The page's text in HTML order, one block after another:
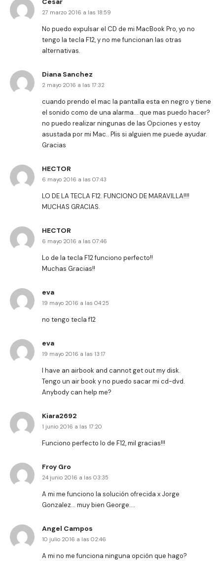
27 marzo 2016 a las 18:59
No puedo expulsar el CD de mi MacBook Pro, yo no
tengo la tecla F12, y no me funcionan las otras
alternativas.
Diana Sanchez
2 mayo 2016 a las 17:32
cuando prendo el mac la pantalla esta en negro y tiene
el sonido como de una alarma….que mas puedo hacer?
no puedo realizar ningunas de las Opciones y estoy
asustada por mi Mac.. Plis si alguien me puede ayudar.
Gracias
HECTOR
6 mayo 2016 a las 07:43
LO DE LA TECLA F12. FUNCIONO DE MARAVILLA!!!!
MUCHAS GRACIAS.
HECTOR
6 mayo 2016 a las 07:46
Lo de la tecla F12 funciono perfecto!!
Muchas Gracias!!
eva
19 mayo 2016 a las 04:25
no tengo tecla f12
eva
19 mayo 2016 a las 13:17
I have an airbook and cannot get out my disk.
Tengo un air book y no puedo sacar mi cd-dvd.
Anybody can help me?
Kiara2692
1 junio 2016 a las 17:20
Funciono perfecto lo de F12, mil gracias!!!
Froy Gro
24 junio 2016 a las 03:35
A mi me funciono la solución ofrecida x Jorge
Gonzalez… muy bien George….
Angel Campos
10 julio 2016 a las 02:46
A mi no me funciona ninguna opción que hago?